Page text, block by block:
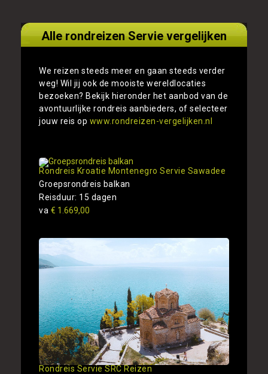
Alle rondreizen Servie vergelijken
We reizen steeds meer en gaan steeds verder
weg! Wil jij ook de mooiste wereldlocaties
bezoeken? Bekijk hieronder het aanbod van de
avontuurlijke rondreis aanbieders, of selecteer
jouw reis op www.rondreizen-vergelijken.nl
Rondreis Kroatie Montenegro Servie Sawadee
Groepsrondreis balkan
Reisduur: 15 dagen
va € 1.669,00
Rondreis Servie SRC Reizen